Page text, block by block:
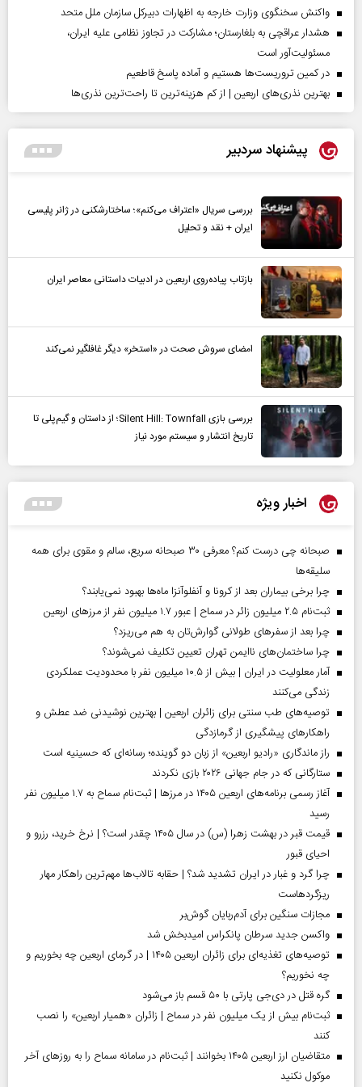
واکنش سخنگوی وزارت خارجه به اظهارات دبیرکل سازمان ملل متحد
هشدار عراقچی به بلغارستان؛ مشارکت در تجاوز نظامی علیه ایران،
مسئولیت‌آور است
در کمین تروریست‌ها هستیم و آماده پاسخ قاطعیم
بهترین نذری‌های اربعین | از کم هزینه‌ترین تا راحت‌ترین نذری‌ها
پیشنهاد سردبیر
بررسی سریال «اعتراف می‌کنم»؛ ساختارشکنی در ژانر پلیسی
ایران + نقد و تحلیل
بازتاب پیاده‌روی اربعین در ادبیات داستانی معاصر ایران
امضای سروش صحت در «استخر» دیگر غافلگیر نمی‌کند
بررسی بازی Silent Hill: Townfall؛ از داستان و گیم‌پلی تا
تاریخ انتشار و سیستم مورد نیاز
اخبار ویژه
صبحانه چی درست کنم؟ معرفی ۳۰ صبحانه سریع، سالم و مقوی برای همه
سلیقه‌ها
چرا برخی بیماران بعد از کرونا و آنفلوآنزا ماه‌ها بهبود نمی‌یابند؟
ثبت‌نام ۲.۵ میلیون زائر در سماح | عبور ۱.۷ میلیون نفر از مرز‌های اربعین
چرا بعد از سفرهای طولانی گوارش‌تان به هم می‌ریزد؟
چرا ساختمان‌های ناایمن تهران تعیین تکلیف نمی‌شوند؟
آمار معلولیت در ایران | بیش از ۱۰.۵ میلیون نفر با محدودیت عملکردی
زندگی می‌کنند
توصیه‌های طب سنتی برای زائران اربعین | بهترین نوشیدنی ضد عطش و
راهکارهای پیشگیری از گرمازدگی
راز ماندگاری «رادیو اربعین» از زبان دو گوینده؛ رسانه‌ای که حسینیه است
ستارگانی که در جام جهانی ۲۰۲۶ بازی نکردند
آغاز رسمی برنامه‌های اربعین ۱۴۰۵ در مرز‌ها | ثبت‌نام سماح به ۱.۷ میلیون نفر
رسید
قیمت قبر در بهشت زهرا (س) در سال ۱۴۰۵ چقدر است؟ | نرخ خرید، رزرو و
احیای قبور
چرا گرد و غبار در ایران تشدید شد؟ | حقابه تالاب‌ها مهم‌ترین راهکار مهار
ریزگردهاست
مجازات سنگین برای آدم‌ربایان گوش‌بر
واکسن جدید سرطان پانکراس امیدبخش شد
توصیه‌های تغذیه‌ای برای زائران اربعین ۱۴۰۵ | در گرمای اربعین چه بخوریم و
چه نخوریم؟
گره قتل در دی‌جی پارتی با ۵۰ قسم باز می‌شود
ثبت‌نام بیش از یک میلیون نفر در سماح | زائران «همیار اربعین» را نصب
کنند
متقاضیان ارز اربعین ۱۴۰۵ بخوانند | ثبت‌نام در سامانه سماح را به روز‌های آخر
موکول نکنید